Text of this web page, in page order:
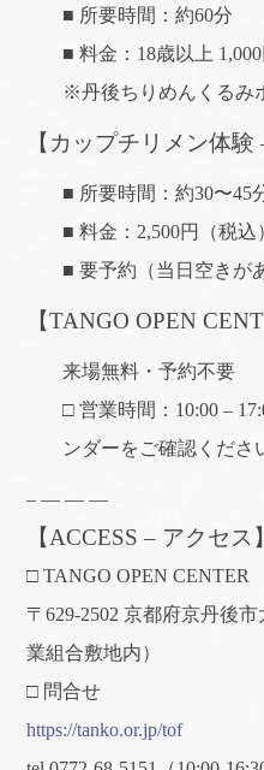
■ 所要時間：約60分
■ 料金：18歳以上
※丹後ちりめんくるみ
【カップチリメン体験
■ 所要時間：約30〜45
■ 料金：2,500円（税込
■ 要予約（当日空きが
【TANGO OPEN
来場無料・予約不要
□ 営業時間：10:00 –
ンダーをご確認くださ
– — — —
【ACCESS – アクセス】
□ TANGO OPEN CENTER
〒629-2502 京都府京丹後
業組合敷地内）
□ 問合せ
https://tanko.or.jp/tof